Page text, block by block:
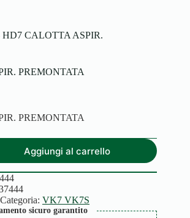
HD7 CALOTTA ASPIR.
PREMONTATA
PREMONTATA
Aggiungi al carrello
Categoria: VK7 VK7S
sicuro garantito